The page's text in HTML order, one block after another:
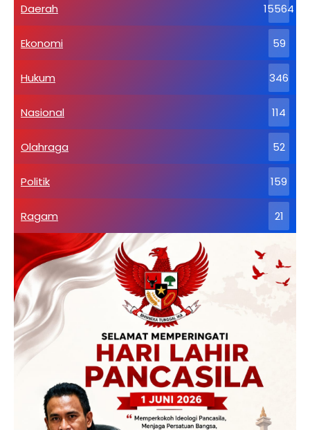
Daerah 15564
Ekonomi 59
Hukum 346
Nasional 114
Olahraga 52
Politik 159
Ragam 21